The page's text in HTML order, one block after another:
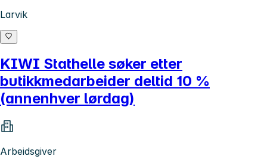
Larvik
KIWI Stathelle søker etter
butikkmedarbeider deltid 10 %
(annenhver lørdag)
Arbeidsgiver